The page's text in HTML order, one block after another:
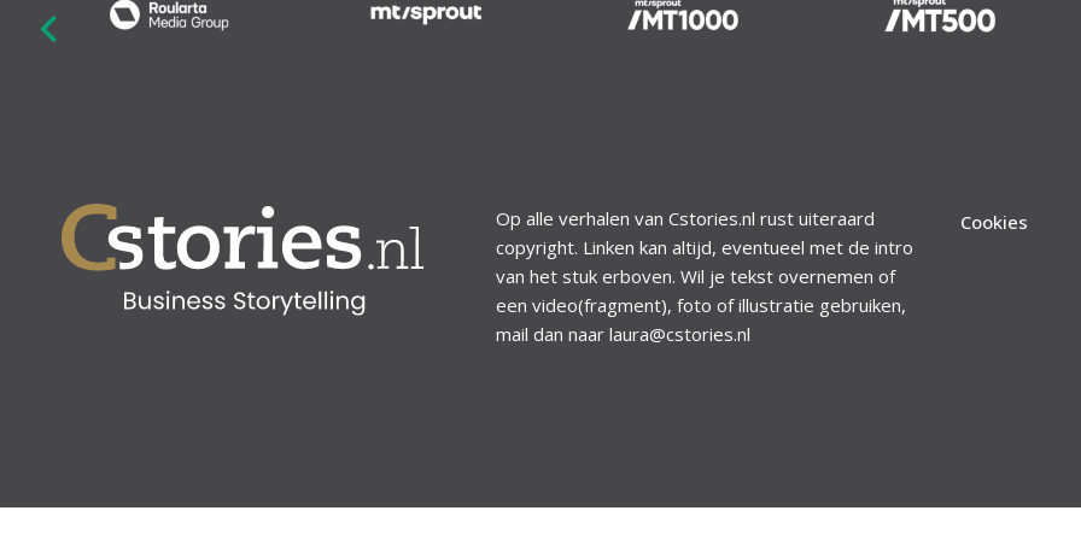
Op alle verhalen van Cstories.nl rust uiteraard
copyright. Linken kan altijd, eventueel met de intro
van het stuk erboven. Wil je tekst overnemen of
een video(fragment), foto of illustratie gebruiken,
mail dan naar laura@cstories.nl
Cookies